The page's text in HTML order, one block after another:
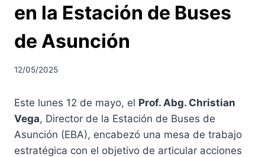
en la Estación de Buses
de Asunción
12/05/2025
Este lunes 12 de mayo, el Prof. Abg. Christian
Vega, Director de la Estación de Buses de
Asunción (EBA), encabezó una mesa de trabajo
estratégica con el objetivo de articular acciones